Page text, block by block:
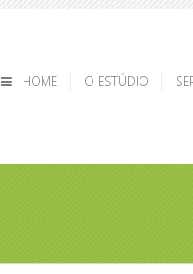
HOME O ESTÚDIO